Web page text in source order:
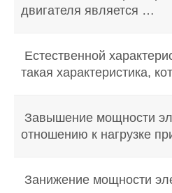
двигателя является …
Естественной
такая характеристика,
Завышение мощности
отношению к нагрузке
Занижение мощности